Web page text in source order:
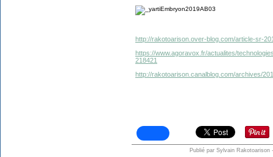
http://rakotoarison.over-blog.com/article-sr-
https://www.agoravox.fr/actualites/
218421
http://rakotoarison.canalblog.com/archives/
Publié par Sylvain Rakotoarison -